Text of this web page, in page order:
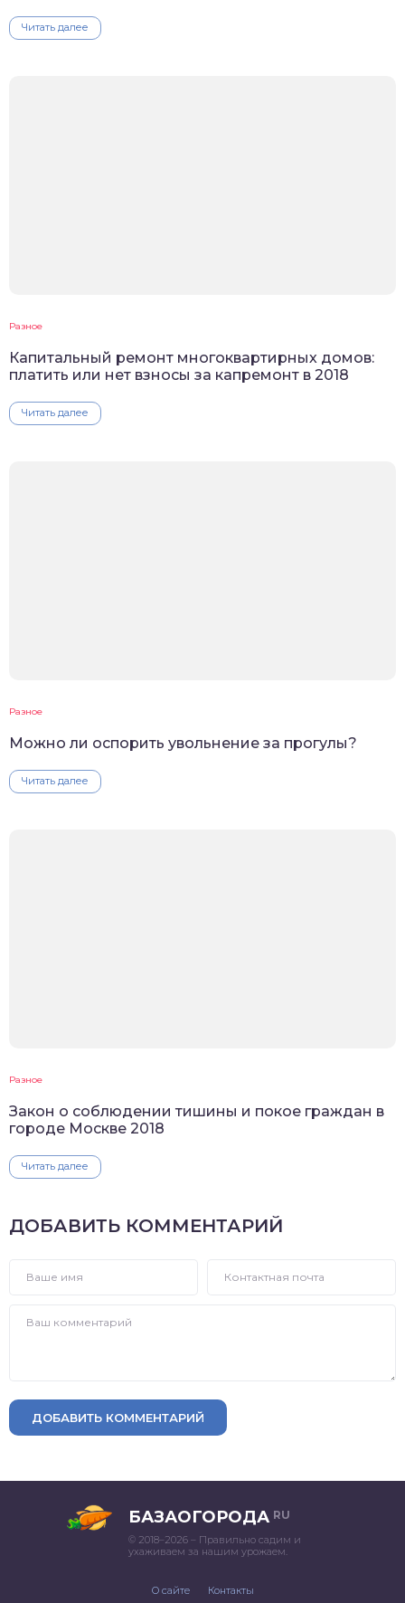
Читать далее
Разное
Капитальный ремонт многоквартирных домов:
платить или нет взносы за капремонт в 2018
Читать далее
Разное
Можно ли оспорить увольнение за прогулы?
Читать далее
Разное
Закон о соблюдении тишины и покое граждан в
городе Москве 2018
Читать далее
ДОБАВИТЬ КОММЕНТАРИЙ
ДОБАВИТЬ КОММЕНТАРИЙ
БАЗАОГОРОДА RU
© 2018–2026 – Правильно садим и
ухаживаем за нашим урожаем.
О сайте Контакты